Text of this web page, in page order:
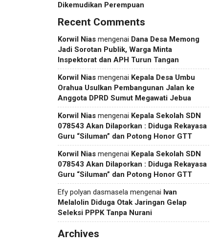
Dikemudikan Perempuan
Recent Comments
Korwil Nias mengenai Dana Desa Memong
Jadi Sorotan Publik, Warga Minta
Inspektorat dan APH Turun Tangan
Korwil Nias mengenai Kepala Desa Umbu
Orahua Usulkan Pembangunan Jalan ke
Anggota DPRD Sumut Megawati Jebua
Korwil Nias mengenai Kepala Sekolah SDN
078543 Akan Dilaporkan : Diduga Rekayasa
Guru “Siluman” dan Potong Honor GTT
Korwil Nias mengenai Kepala Sekolah SDN
078543 Akan Dilaporkan : Diduga Rekayasa
Guru “Siluman” dan Potong Honor GTT
Efy polyan dasmasela mengenai Ivan
Melalolin Diduga Otak Jaringan Gelap
Seleksi PPPK Tanpa Nurani
Archives